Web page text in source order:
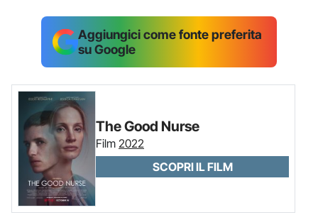
Aggiungici come fonte preferita
su Google
The Good Nurse
Film 2022
SCOPRI IL FILM